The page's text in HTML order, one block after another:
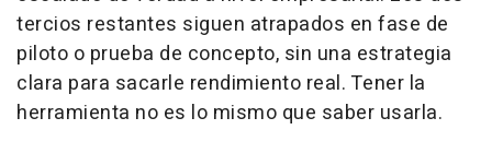
tercios restantes siguen atrapados en fase de
piloto o prueba de concepto, sin una estrategia
clara para sacarle rendimiento real. Tener la
herramienta no es lo mismo que saber usarla.